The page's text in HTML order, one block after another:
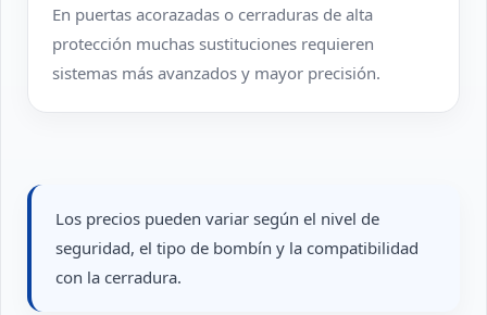
En puertas acorazadas o cerraduras de alta
protección muchas sustituciones requieren
sistemas más avanzados y mayor precisión.
Los precios pueden variar según el nivel de
seguridad, el tipo de bombín y la compatibilidad
con la cerradura.